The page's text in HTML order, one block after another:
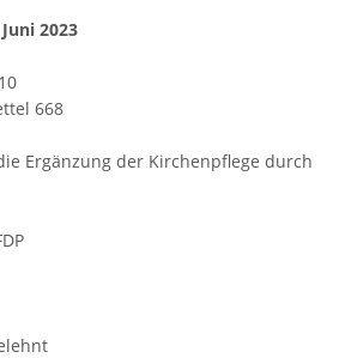
2023
668
Ergänzung der Kirchenpflege durch